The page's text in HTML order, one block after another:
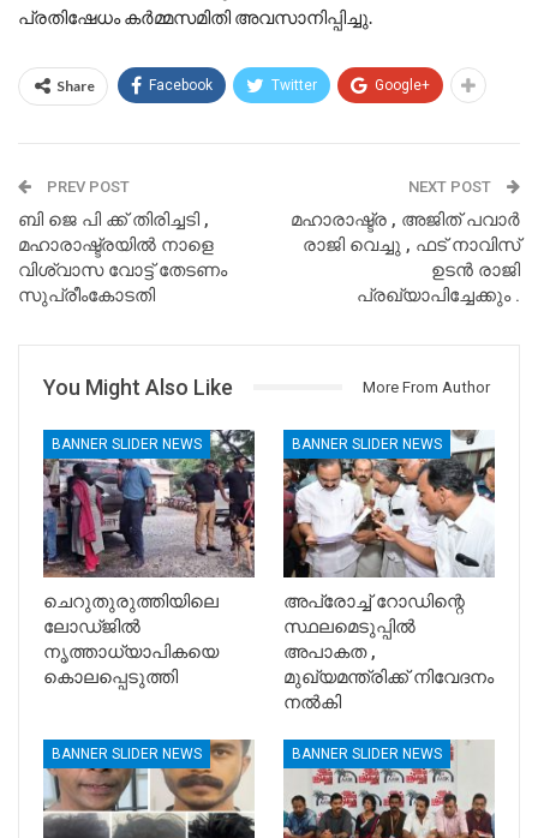
പ്രതിഷേധം കര്‍മ്മസമിതി അവസാനിപ്പിച്ചു.
Share Facebook Twitter Google+
PREV POST
ബി ജെ പി ക്ക് തിരിച്ചടി ,
മഹാരാഷ്ട്രയില്‍ നാളെ
വിശ്വാസ വോട്ട് തേടണം
സുപ്രീംകോടതി
NEXT POST
മഹാരാഷ്ട്ര , അജിത്‌ പവാര്‍
രാജി വെച്ചു , ഫട് നാവിസ്
ഉടന്‍ രാജി
പ്രഖ്യാപിച്ചേക്കും .
You Might Also Like More From Author
BANNER SLIDER NEWS
ചെറുതുരുത്തിയിലെ
ലോഡ്ജിൽ
നൃത്താധ്യാപികയെ
കൊലപ്പെടുത്തി
BANNER SLIDER NEWS
അപ്രോച്ച് റോഡിന്റെ
സ്ഥലമെടുപ്പിൽ
അപാകത ,
മുഖ്യമന്ത്രിക്ക് നിവേദനം
നൽകി
BANNER SLIDER NEWS BANNER SLIDER NEWS